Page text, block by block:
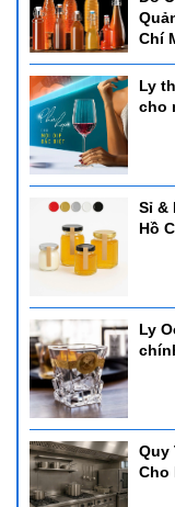
Chí
Ly
cho
Sỉ &
Hồ
Ly
Quy
Cho